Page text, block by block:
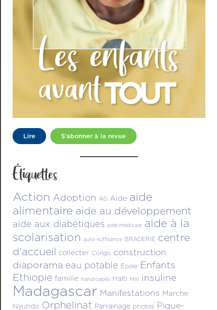
Lire S’abonner à la revue
Étiquettes
Action Adoption AG Aide aide
alimentaire aide au développement
aide aux diabétiques aide médicale aide à la
scolarisation auto-suffisance BRADERIE centre
d'accueil collecter Congo construction
diaporama eau potable Ecole Enfants
Ethiopie famille handicapés Haïti Hiv insuline
Madagascar Manifestations Marche
Nyundo Orphelinat Parrainage photos Pique-